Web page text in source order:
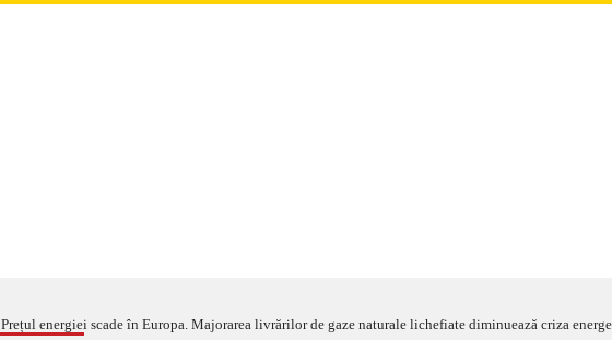
Prețul energiei scade în Europa. Majorarea livrărilor de gaze naturale lichefiate diminuează criza